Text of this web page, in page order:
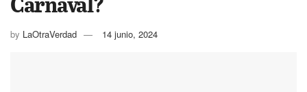
by LaOtraVerdad 14 junio, 2024